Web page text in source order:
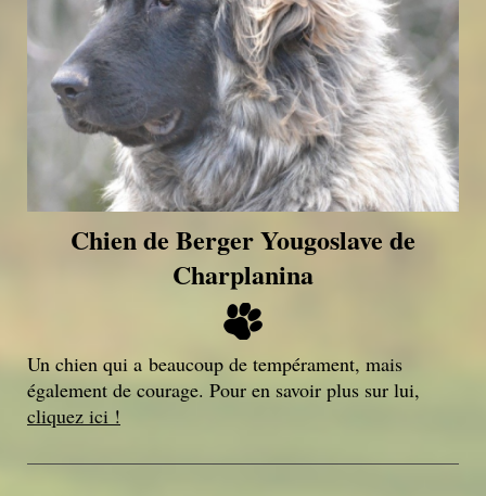
Chien de Berger Yougoslave de
Charplanina
Un chien qui a beaucoup de tempérament, mais
également de courage. Pour en savoir plus sur lui,
cliquez ici !